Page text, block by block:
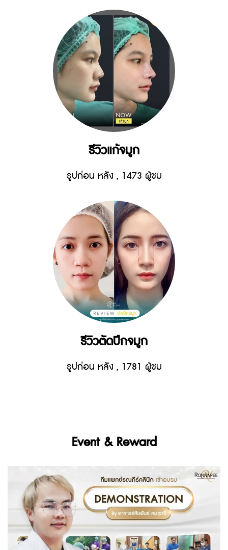
รีวิวแก้จมูก
รูปก่อน หลัง , 1473 ผู้ชม
รีวิวตัดปีกจมูก
รูปก่อน หลัง , 1781 ผู้ชม
Event & Reward